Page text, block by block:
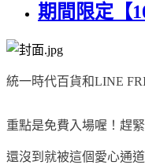
期間限定【
統一時代百貨和LINE
重點是免費入場喔！趕
還沒到就被這個愛心通